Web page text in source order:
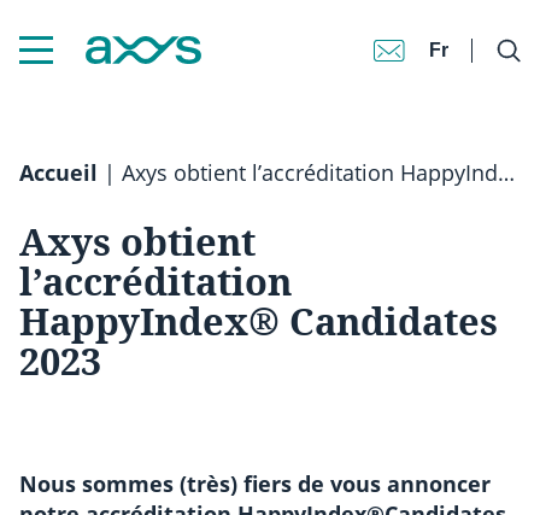
Fr
Accueil | Axys obtient l’accréditation HappyIndex® Candidates 2023
Axys obtient
l’accréditation
HappyIndex® Candidates
2023
Nous sommes (très) fiers de vous annoncer